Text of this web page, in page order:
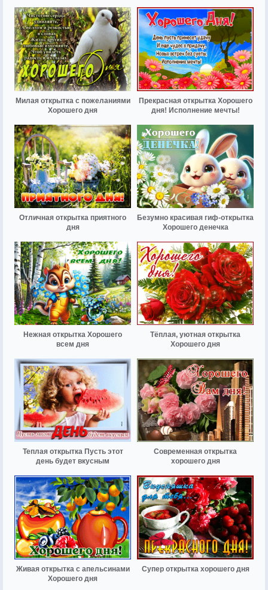
Милая открытка с пожеланиями
Хорошего дня
Прекрасная открытка Хорошего
дня! Исполнение мечты!
Отличная открытка приятного
дня
Безумно красивая гиф-открытка
Хорошего денечка
Нежная открытка Хорошего
всем дня
Тёплая, уютная открытка
Хорошего дня
Теплая открытка Пусть этот
день будет вкусным
Современная открытка
хорошего дня
Живая открытка с апельсинами
Хорошего дня
Супер открытка хорошего дня